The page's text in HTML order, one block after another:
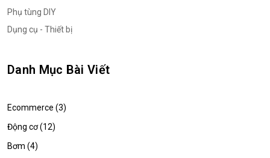
Phụ tùng DIY
Dụng cụ - Thiết bị
Danh Mục Bài Viết
Ecommerce (3)
Động cơ (12)
Bơm (4)